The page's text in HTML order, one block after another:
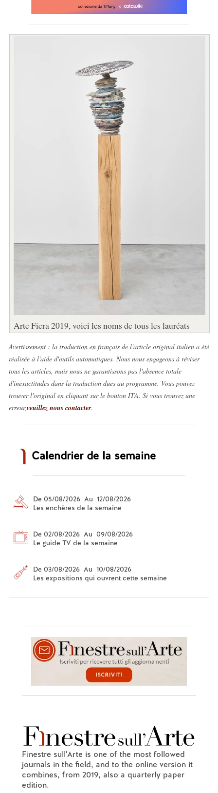
Arte Fiera 2019, voici les noms de tous les lauréats
Avertissement : la traduction en français de l'article original italien a été
réalisée à l'aide d'outils automatiques. Nous nous engageons à réviser
tous les articles, mais nous ne garantissons pas l'absence totale
d'inexactitudes dans la traduction dues au programme. Vous pouvez
trouver l'original en cliquant sur le bouton ITA. Si vous trouvez une
erreur,veuillez nous contacter.
Calendrier de la semaine
De 05/08/2026 Au 12/08/2026
Les enchères de la semaine
De 02/08/2026 Au 09/08/2026
Le guide TV de la semaine
De 03/08/2026 Au 10/08/2026
Les expositions qui ouvrent cette semaine
Finestre sull'Arte is one of the most followed
journals in the field, and to the online version it
combines, from 2019, also a quarterly paper
edition.